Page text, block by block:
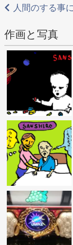
稿
ナ
ビ
ゲ
ー
シ
ョ
ン
人間のする事
作画と写真